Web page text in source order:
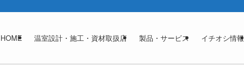
HOME 温室設計・施工・資材取扱店 製品・サービス イチオシ情報